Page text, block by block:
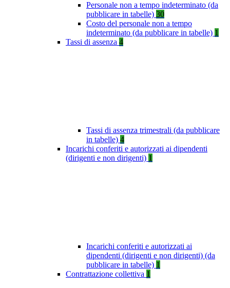
Personale non a tempo indeterminato (da
pubblicare in tabelle) 30
Costo del personale non a tempo
indeterminato (da pubblicare in tabelle) 1
Tassi di assenza 4
Tassi di assenza trimestrali (da pubblicare
in tabelle) 4
Incarichi conferiti e autorizzati ai dipendenti
(dirigenti e non dirigenti) 1
Incarichi conferiti e autorizzati ai
dipendenti (dirigenti e non dirigenti) (da
pubblicare in tabelle) 1
Contrattazione collettiva 1